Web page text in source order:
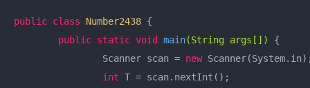
public class Number2438 {
public static void main(String args[])
{
		Scanner scan =
new
int T = scan.nextInt();